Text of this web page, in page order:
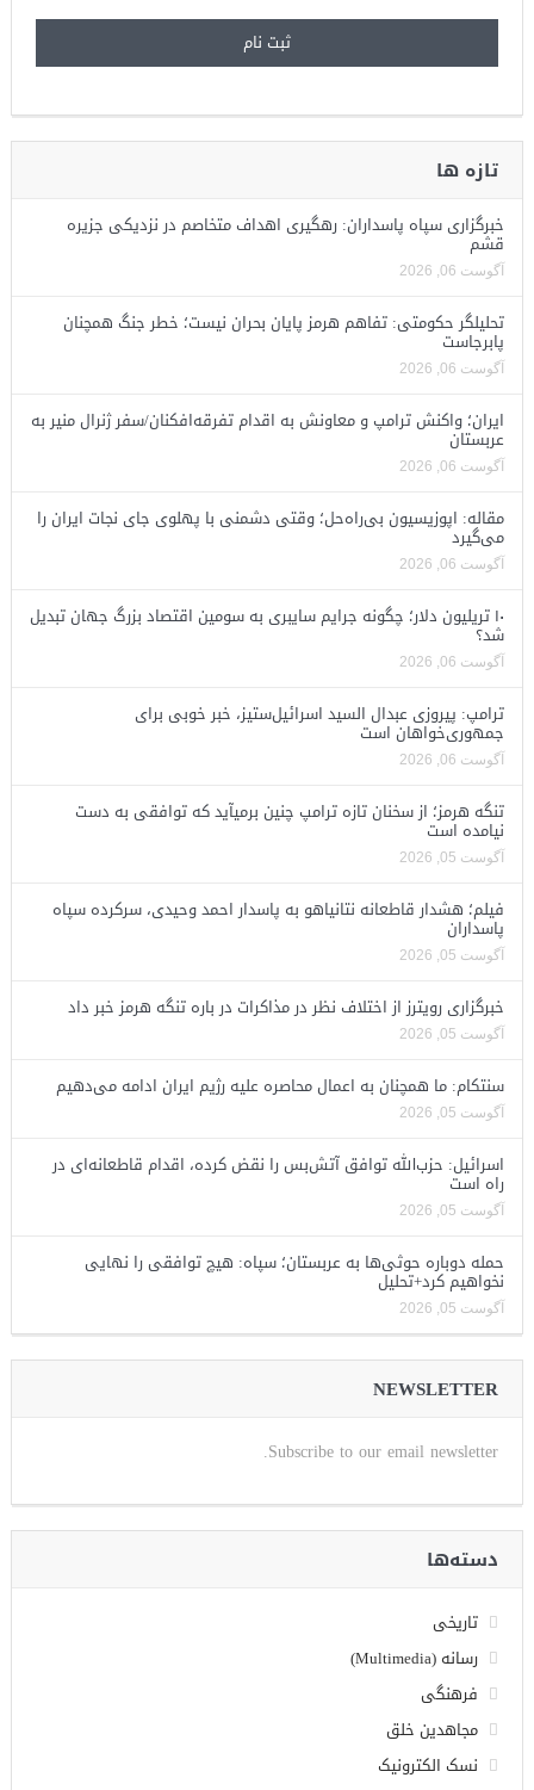
تازه ها
خبرگزاری سپاه پاسداران: رهگیری اهداف متخاصم در نزدیکی جزیره
قشم
آگوست 06, 2026
تحلیلگر حکومتی: تفاهم هرمز پایان بحران نیست؛ خطر جنگ همچنان
پابرجاست
آگوست 06, 2026
ایران؛ واکنش ترامپ و معاونش به اقدام تفرقه‌افکنان/سفر ژنرال منیر به
عربستان
آگوست 06, 2026
مقاله: اپوزیسیون بی‌راه‌حل؛ وقتی دشمنی با پهلوی جای نجات ایران را
می‌گیرد
آگوست 06, 2026
۱۰ تریلیون دلار؛ چگونه جرایم سایبری به سومین اقتصاد بزرگ جهان تبدیل
شد؟
آگوست 06, 2026
ترامپ: پیروزی عبدال السید اسرائیل‌ستیز، خبر خوبی برای
جمهوری‌خواهان است
آگوست 06, 2026
تنگه هرمز؛ از سخنان تازه ترامپ چنین برمیآید که توافقی به دست
نیامده است
آگوست 05, 2026
فیلم؛ هشدار قاطعانه نتانیاهو به پاسدار احمد وحیدی، سرکرده سپاه
پاسداران
آگوست 05, 2026
خبرگزاری رویترز از اختلاف نظر در مذاکرات در باره تنگه هرمز خبر داد
آگوست 05, 2026
سنتکام: ما همچنان به اعمال محاصره علیه رژیم ایران ادامه می‌دهیم
آگوست 05, 2026
اسرائیل: حزب‌الله توافق آتش‌بس را نقض کرده، اقدام قاطعانه‌ای در
راه است
آگوست 05, 2026
حمله دوباره حوثی‌ها به عربستان؛ سپاه: هیچ توافقی را نهایی
نخواهیم کرد+تحلیل
آگوست 05, 2026
NEWSLETTER
Subscribe to our email newsletter.
دسته‌ها
تاریخی
رسانه (Multimedia)
فرهنگی
مجاهدین خلق
نسک الکترونیک